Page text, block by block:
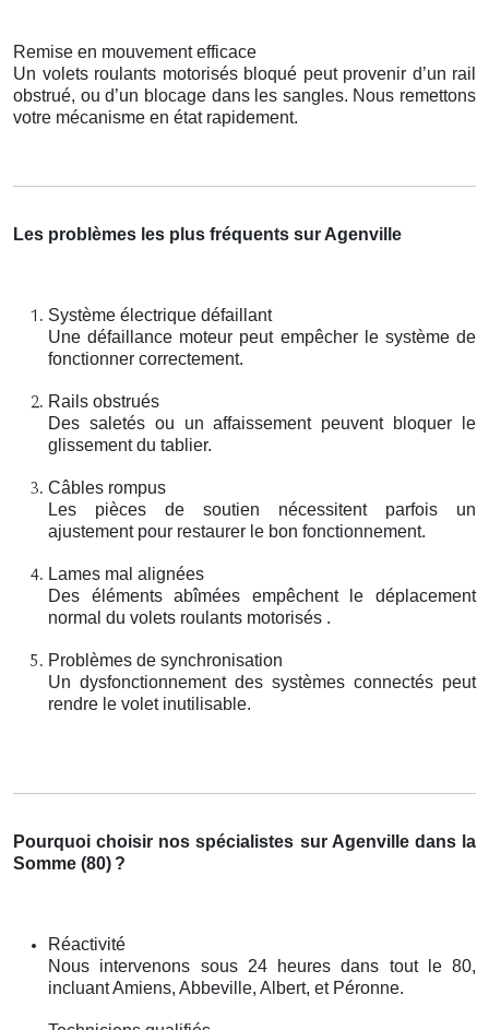
Remise en mouvement efficace
Un volets roulants motorisés bloqué peut provenir d’un rail
obstrué, ou d’un blocage dans les sangles. Nous remettons
votre mécanisme en état rapidement.
Les problèmes les plus fréquents sur Agenville
Système électrique défaillant
Une défaillance moteur peut empêcher le système de
fonctionner correctement.
Rails obstrués
Des saletés ou un affaissement peuvent bloquer le
glissement du tablier.
Câbles rompus
Les pièces de soutien nécessitent parfois un
ajustement pour restaurer le bon fonctionnement.
Lames mal alignées
Des éléments abîmées empêchent le déplacement
normal du volets roulants motorisés .
Problèmes de synchronisation
Un dysfonctionnement des systèmes connectés peut
rendre le volet inutilisable.
Pourquoi choisir nos spécialistes sur Agenville dans la
Somme (80) ?
Réactivité
Nous intervenons sous 24 heures dans tout le 80,
incluant Amiens, Abbeville, Albert, et Péronne.